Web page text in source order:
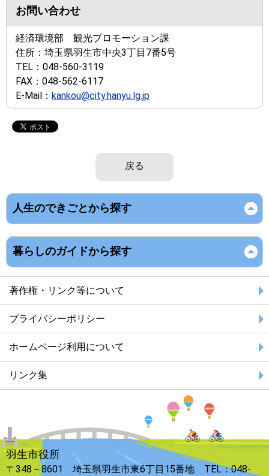
お問い合わせ
経済環境部 観光プロモーション課
住所： 埼玉県羽生市中央3丁目7番5号
TEL： 048-560-3119
FAX： 048-562-6117
E-Mail： kankou@city.hanyu.lg.jp
戻る
人生のできごとから探す
暮らしのガイドから探す
著作権・リンク等について
プライバシーポリシー
ホームページ利用について
リンク集
羽生市役所
〒348－8601 埼玉県羽生市東6丁目15番地 TEL：048-